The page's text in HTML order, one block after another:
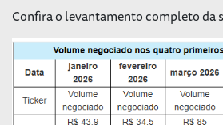
Confira o levantamento completo da